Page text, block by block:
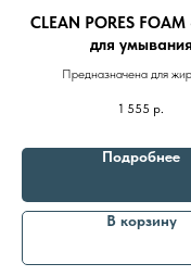
СLEAN PORES
для умывания
поросуживающая
кислотами и
Предназначена для
способствует сужению пор
1 555 р.
Подробнее
В корзину
8 (982)
Энтузиастов